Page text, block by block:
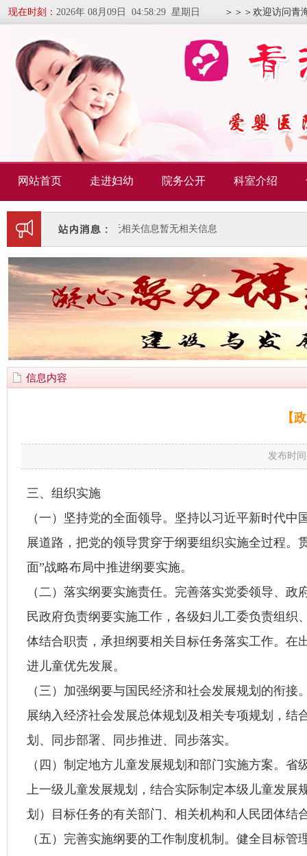
现在时刻： 2026年 08月09日 04:58:30 星期日 ＞＞＞欢迎访问青
网站首页 走进妇幼 院务公开 科室介绍
暂无相关信息暂无相关信息
信息内容
【
发布时
三、组织实施
（一）坚持党的全面领导。坚持以习近平新时代
展道路，把党的领导贯穿于纲要组织实施全过程。
面”战略布局中推进纲要实施。
（二）落实纲要实施责任。完善落实党委领导、
民政府负责纲要实施工作，各级妇儿工委负责组
体结合职责，承担纲要相关目标任务落实工作。在
进儿童优先发展。
（三）加强纲要与国民经济和社会发展规划的衔
展纳入经济社会发展总体规划及相关专项规划，
划、同步部署、同步推进、同步落实。
（四）制定地方儿童发展规划和部门实施方案。
上一级儿童发展规划，结合实际制定本级儿童发展
划）目标任务的有关部门、相关机构和人民团体结
（五）完善实施纲要的工作制度机制。健全目标